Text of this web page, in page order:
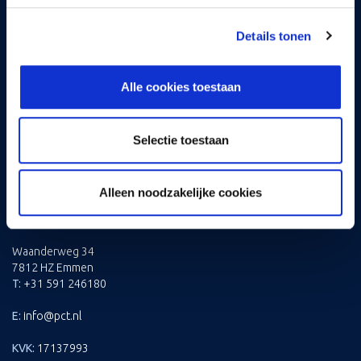
Details tonen
Alle cookies toestaan
Selectie toestaan
Alleen noodzakelijke cookies
Onderhoud
Herkeuring Koelinstallaties
Uitfasering koudemiddelen
CONTACT
T:+31 493 319217
Waanderweg 34
7812 HZ Emmen
T: +31 591 246180
E: info@pct.nl
KVK: 17137993